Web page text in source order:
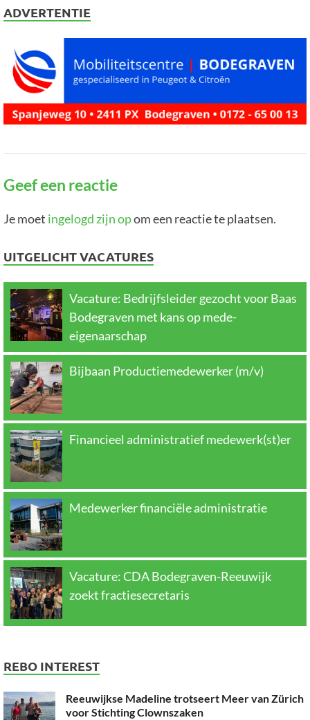
ADVERTENTIE
Geef een reactie
Je moet ingelogd zijn opom een reactie te plaatsen.
UITGELICHT VACATURES
Vacature: Bedrijfsleider gezocht voor Baas
Bodegraven met kans op mede-
eigenaarschap
Bijbaan Productiemedewerker (m/v)
Financieel administratief medewerk(st)er
Medewerker financiële administratie
Vacature: CDA Bodegraven-Reeuwijk
zoekt fractiesecretaris
REBO INTEREST
Reeuwijkse Madeline trotseert Meer van Zürich
voor Stichting Clownszaken